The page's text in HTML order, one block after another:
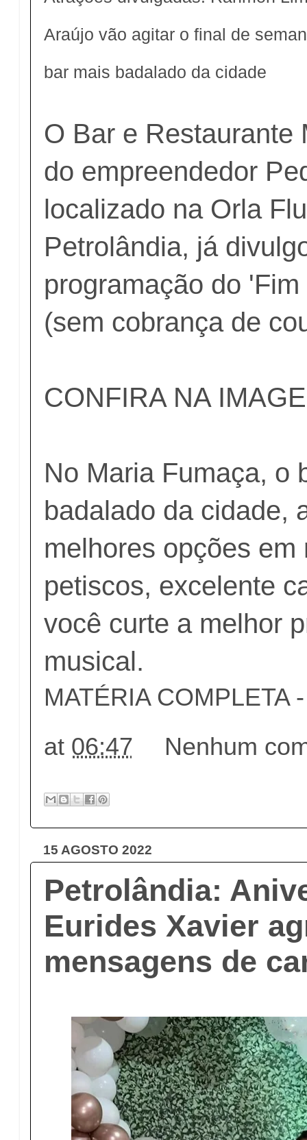
Araújo vão agitar o final de
bar mais badalado da cidade
O Bar e Restaurante
do empreendedor
localizado na Orla
Petrolândia, já
programação do
(sem cobrança de
CONFIRA NA
No Maria Fumaça, o
badalado da cidade,
melhores opções em
petiscos, excelente
você curte a melhor
musical.
MATÉRIA COMPLETA
at 06:47 Nenhum
15 AGOSTO 2022
Petrolândia:
Eurides Xavier
mensagens de